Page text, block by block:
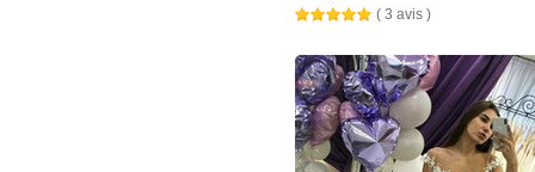
( 3 avis )